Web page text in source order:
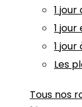
1
1
1
Les
Tous nos